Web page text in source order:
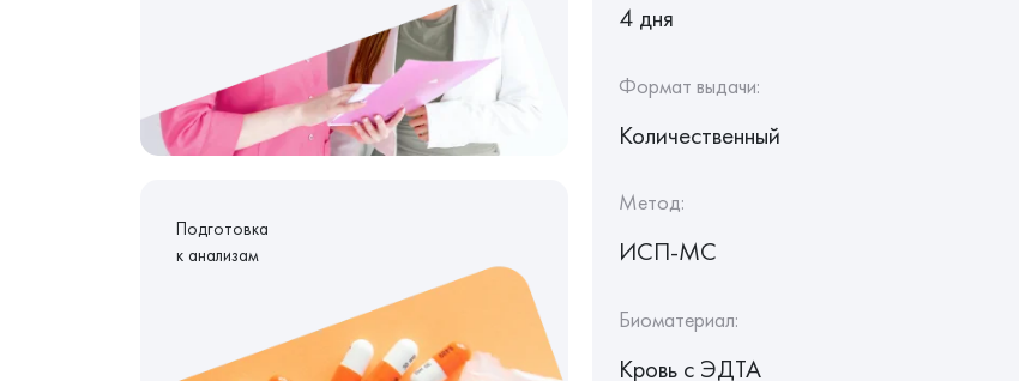
Подготовка
к анализам
4 дня
Формат выдачи:
Количественный
Метод:
ИСП-МС
Биоматериал:
Кровь c ЭДТА